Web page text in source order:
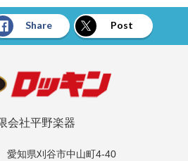
Share Post
会社平野楽器
知県刈谷市中山町4-40